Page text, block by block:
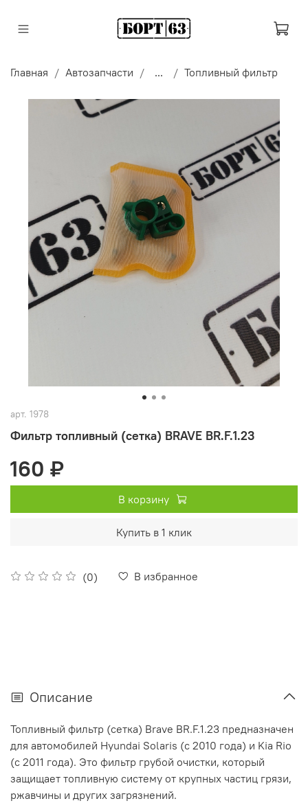
Главная Автозапчасти ... Топливный фильтр
арт. 1978
Фильтр топливный (сетка) BRAVE BR.F.1.23
(0) В избранное
160 ₽
В корзину
Купить в 1 клик
Описание
Топливный фильтр (сетка) Brave BR.F.1.23 предназначен
для автомобилей Hyundai Solaris (с 2010 года) и Kia Rio
(с 2011 года). Это фильтр грубой очистки, который
защищает топливную систему от крупных частиц грязи,
ржавчины и других загрязнений.